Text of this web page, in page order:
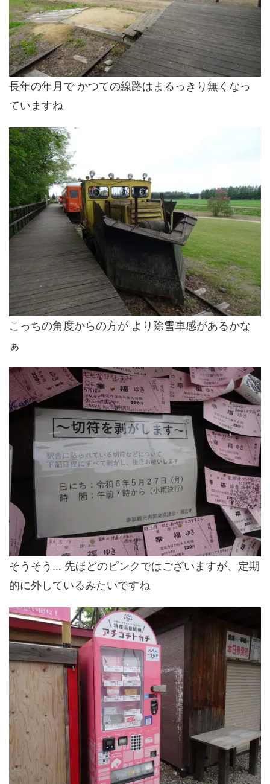
長年の年月で かつての線路はまるっきり無くなっ
ていますね
こっちの角度からの方が より除雪車感があるかな
ぁ
そうそう… 先ほどのピンクではございますが、定期
的に外しているみたいですね